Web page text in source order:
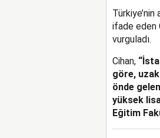
ifade eden
vurguladı.
Cihan,
göre,
önde
yüksek
Eğitim